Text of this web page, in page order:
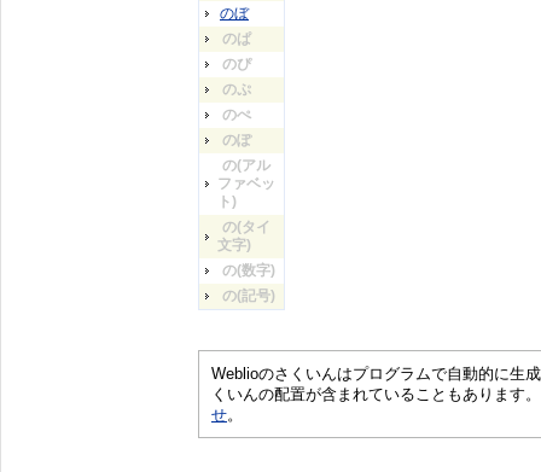
のぼ
のぱ
のぴ
のぷ
のぺ
のぽ
の(アル
ファベッ
ト)
の(タイ
文字)
の(数字)
の(記号)
Weblioのさくいんはプログラムで自動的に生
くいんの配置が含まれていることもあります
せ。